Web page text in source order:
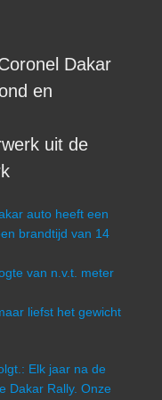
Dakar
en
uit de
auto heeft een
brandtijd van 14
van n.v.t. meter
liefst het gewicht
Elk jaar na de
Dakar Rally. Onze